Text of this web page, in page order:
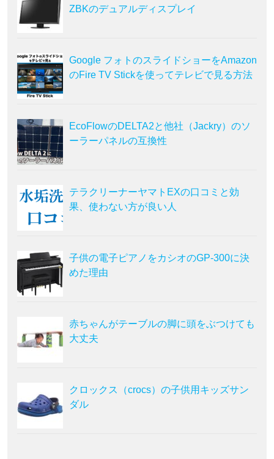
ZBKのデュアルディスプレイ
Google フォトのスライドショーをAmazon
のFire TV Stickを使ってテレビで見る方法
EcoFlowのDELTA2と他社（Jackry）のソ
ーラーパネルの互換性
テラクリーナーヤマトEXの口コミと効
果、使わない方が良い人
子供の電子ピアノをカシオのGP-300に決
めた理由
赤ちゃんがテーブルの脚に頭をぶつけても
大丈夫
クロックス（crocs）の子供用キッズサン
ダル